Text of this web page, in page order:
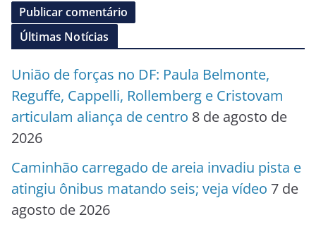
Últimas Notícias
União de forças no DF: Paula Belmonte,
Reguffe, Cappelli, Rollemberg e Cristovam
articulam aliança de centro 8 de agosto de
2026
Caminhão carregado de areia invadiu pista e
atingiu ônibus matando seis; veja vídeo 7 de
agosto de 2026